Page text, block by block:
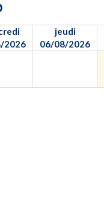
2026
jeudi
06/08/2026